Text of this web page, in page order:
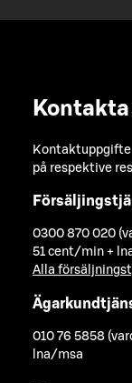
Kontakta
på respektive
0300 870 020
51 cent/min +
Alla
010 76 5858
lna/msa